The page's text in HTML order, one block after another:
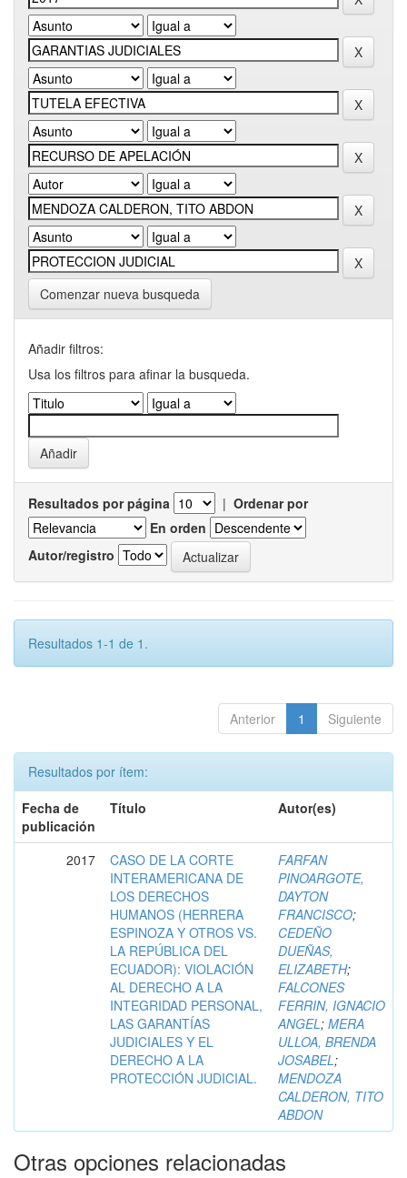
Comenzar nueva busqueda
Añadir filtros:
Usa los filtros para afinar la busqueda.
Resultados por página | Ordenar por
En orden
Autor/registro
Resultados 1-1 de 1.
Anterior 1 Siguiente
Resultados por ítem:
Fecha de
publicación
Título Autor(es)
2017
CASO DE LA CORTE
INTERAMERICANA DE
LOS DERECHOS
HUMANOS (HERRERA
ESPINOZA Y OTROS VS.
LA REPÚBLICA DEL
ECUADOR): VIOLACIÓN
AL DERECHO A LA
INTEGRIDAD PERSONAL,
LAS GARANTÍAS
JUDICIALES Y EL
DERECHO A LA
PROTECCIÓN JUDICIAL.
FARFAN
PINOARGOTE,
DAYTON
FRANCISCO;
CEDEÑO
DUEÑAS,
ELIZABETH;
FALCONES
FERRIN, IGNACIO
ANGEL; MERA
ULLOA, BRENDA
JOSABEL;
MENDOZA
CALDERON, TITO
ABDON
Otras opciones relacionadas